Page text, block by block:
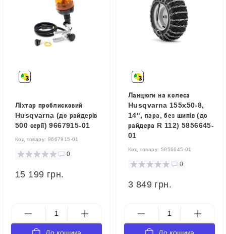
Ліхтар проблисковий
Husqvarna (до райдерів
500 серії) 9667915-01
Код товару: 9667915-01
0
15 199 грн.
Ланцюги на колеса
Husqvarna 155x50-8,
14", пара, без шипів (до
райдера R 112) 5856645-
01
Код товару: 5856645-01
0
3 849 грн.